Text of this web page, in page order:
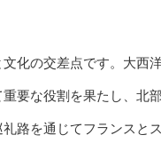
化の交差点です。大西
要な役割を果たし、北
路を通じてフランスと